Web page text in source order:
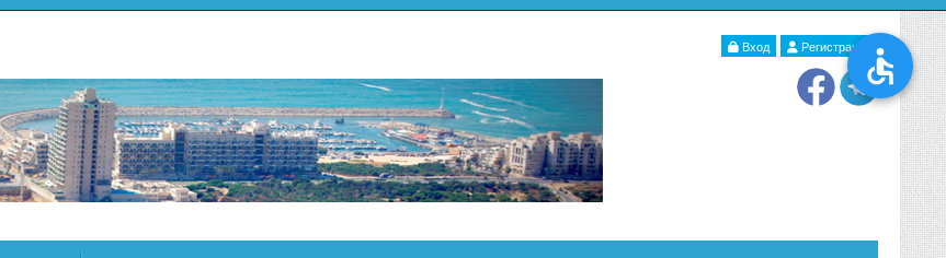
Вход Регистрация